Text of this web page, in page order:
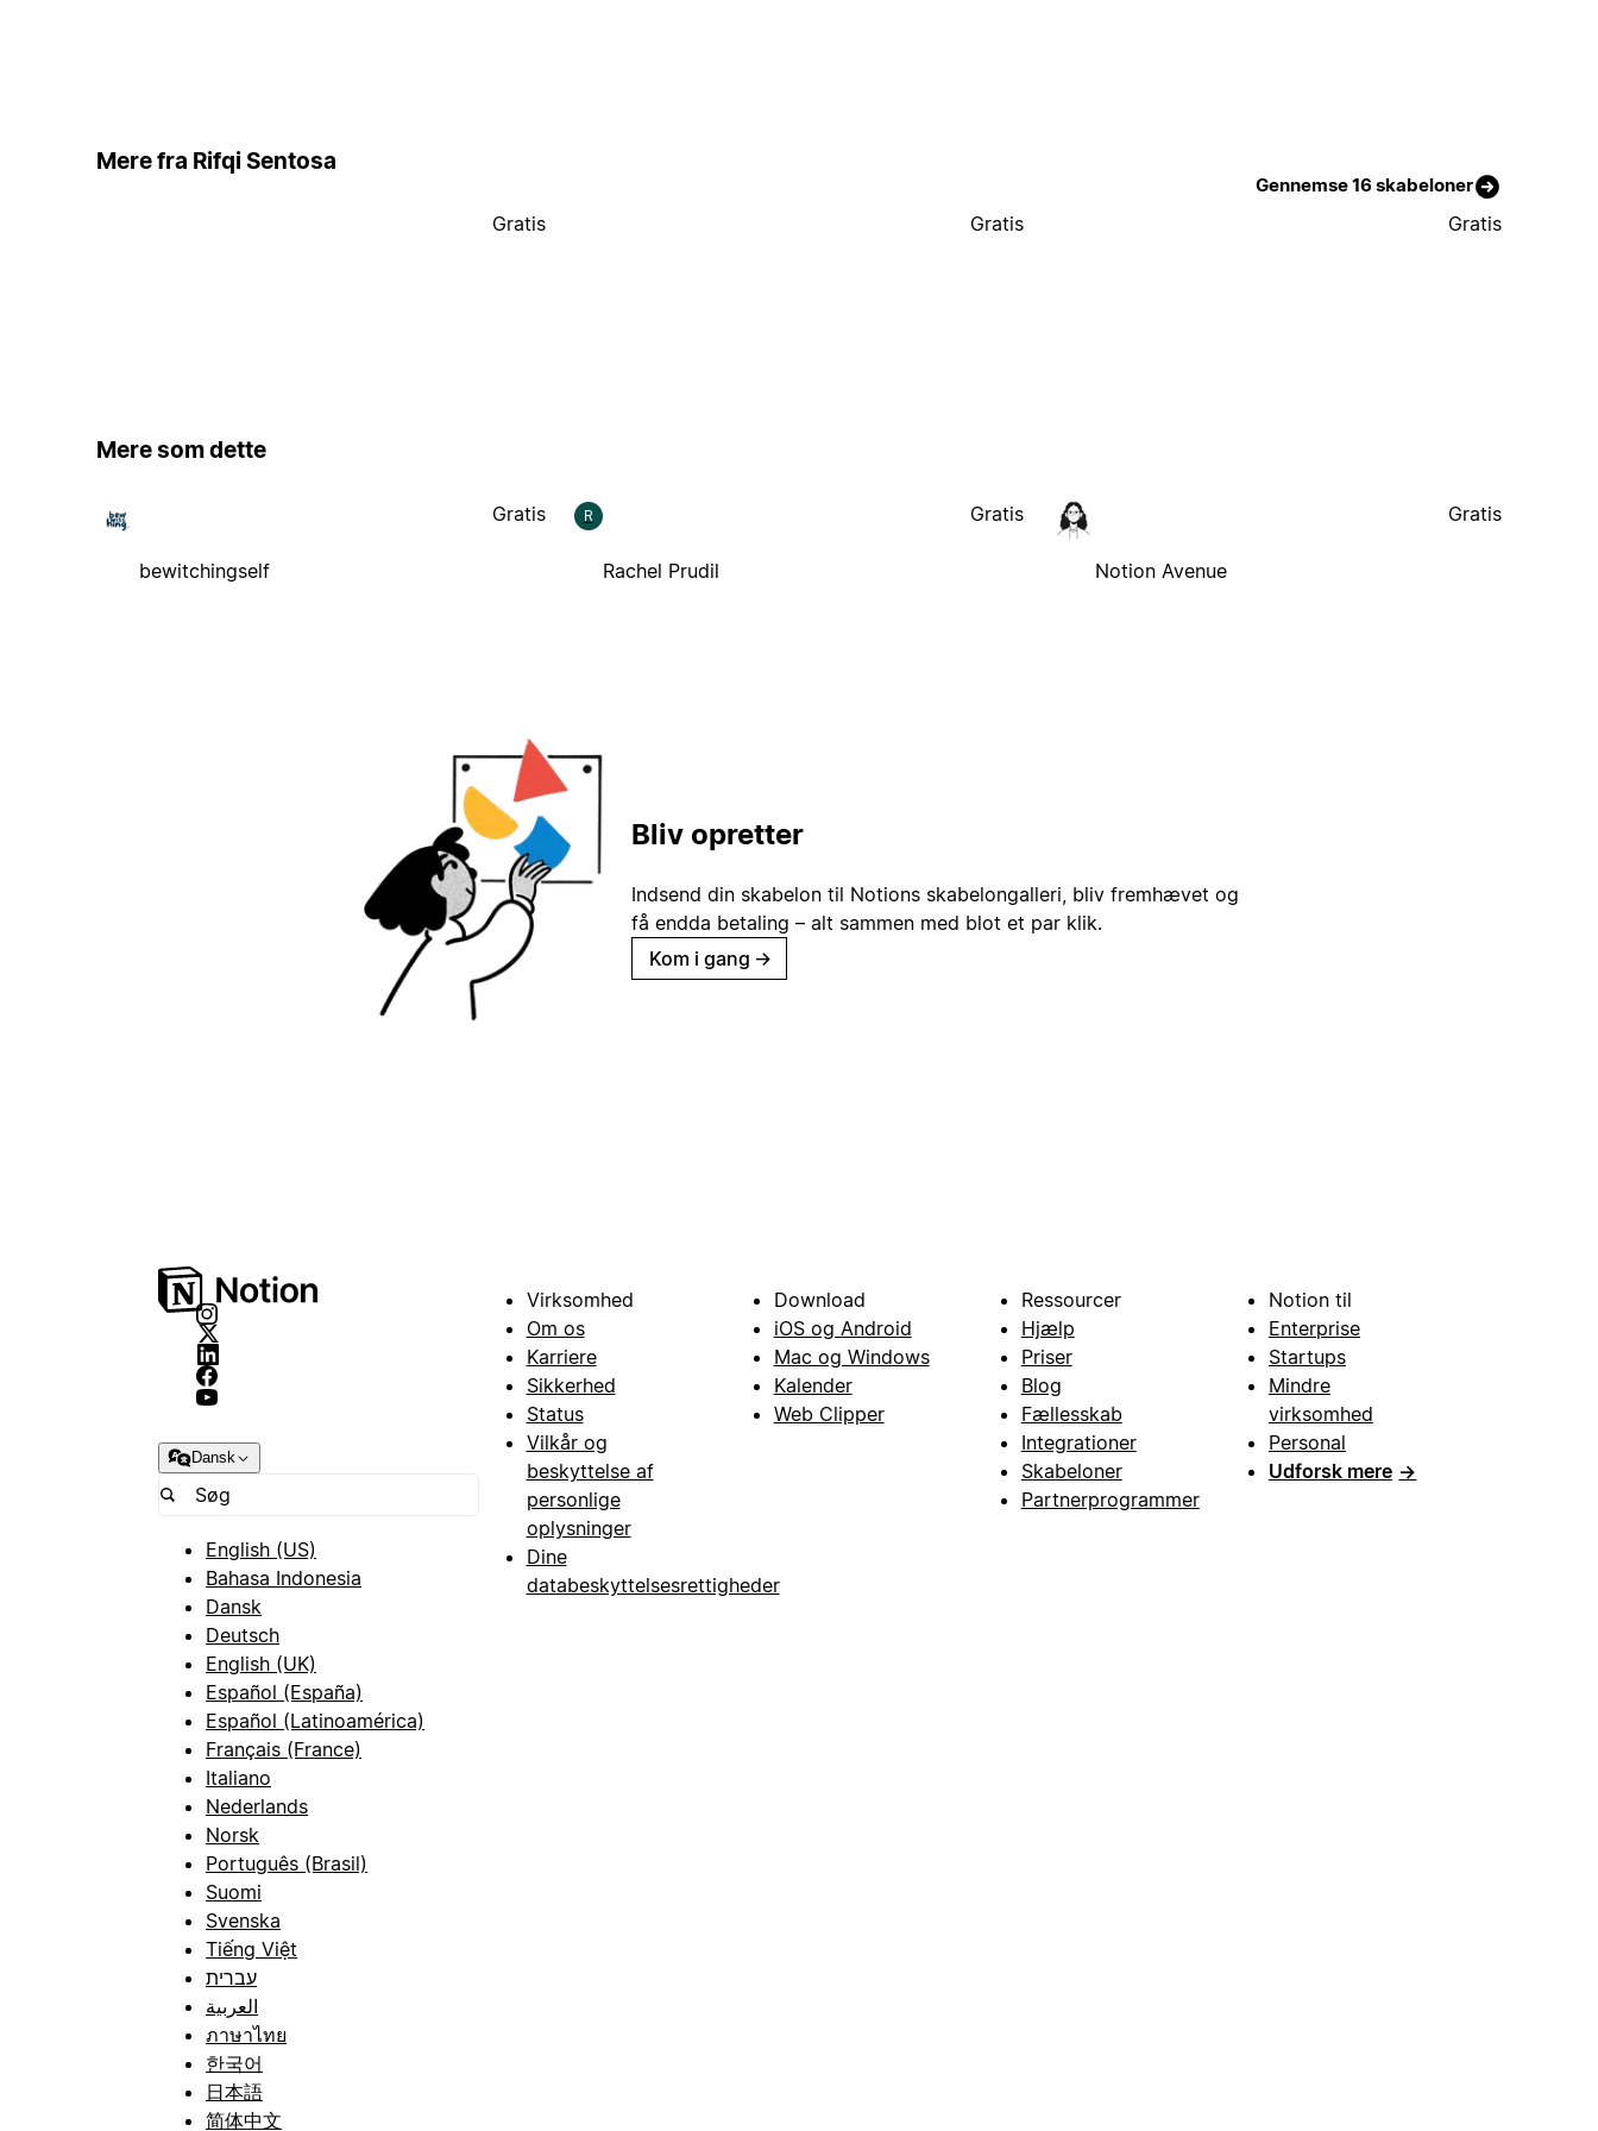
Mere fra Rifqi Sentosa
Gennemse 16 skabeloner
Gratis Gratis Gratis
Mere som dette
bewitchingself
Gratis R
Rachel Prudil
Gratis
Notion Avenue
Gratis
Bliv opretter
Indsend din skabelon til Notions skabelongalleri, bliv fremhævet og
få endda betaling – alt sammen med blot et par klik.
Kom i gang →
Dansk
English (US)
Bahasa Indonesia
Dansk
Deutsch
English (UK)
Español (España)
Español (Latinoamérica)
Français (France)
Italiano
Nederlands
Norsk
Português (Brasil)
Suomi
Svenska
Tiếng Việt
עברית
العربية
ภาษาไทย
한국어
日本語
简体中文
Virksomhed
Om os
Karriere
Sikkerhed
Status
Vilkår og
beskyttelse af
personlige
oplysninger
Dine
databeskyttelsesrettigheder
Download
iOS og Android
Mac og Windows
Kalender
Web Clipper
Ressourcer
Hjælp
Priser
Blog
Fællesskab
Integrationer
Skabeloner
Partnerprogrammer
Notion til
Enterprise
Startups
Mindre
virksomhed
Personal
Udforsk mere →